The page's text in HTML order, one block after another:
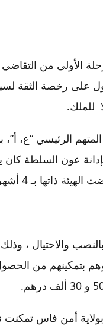
الأولى من
على رخصة الثقة
للملك.
الرئيسي “ع،
نافذة في حق متهم سادس.
بالنصب والاحتيال
بتمكينهم من
بولاية أمن فاس